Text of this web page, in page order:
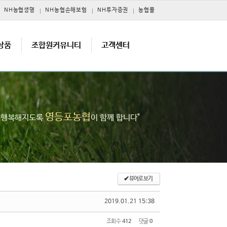
NH농협생명 NH농협손해보험 NH투자증권 농협몰
품 조합원커뮤니티 고객센터
복해지도록영등포농협이 함께 합니다"
✔뷰어로 보기
2019.01.21 15:38
조회 수412 댓글0